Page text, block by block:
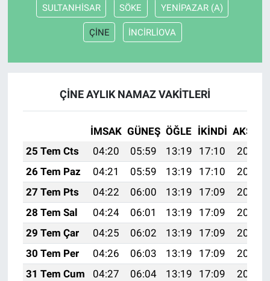
SULTANHİSAR SÖKE YENİPAZAR (A)
ÇİNE İNCİRLİOVA
ÇİNE AYLIK NAMAZ VAKITLERI
İMSAK GÜNEŞ ÖĞLE İKINDI AKŞAM
25 Tem Cts
04:20 05:59 13:19 17:10
20:30
26 Tem Paz
04:21 05:59 13:19 17:10
20:29
27 Tem Pts
04:22 06:00 13:19 17:09
20:28
28 Tem Sal
04:24 06:01 13:19 17:09
20:28
29 Tem Çar
04:25 06:02 13:19 17:09
20:27
30 Tem Per
04:26 06:03 13:19 17:09
20:26
31 Tem Cum
04:27 06:04 13:19 17:09
20:25